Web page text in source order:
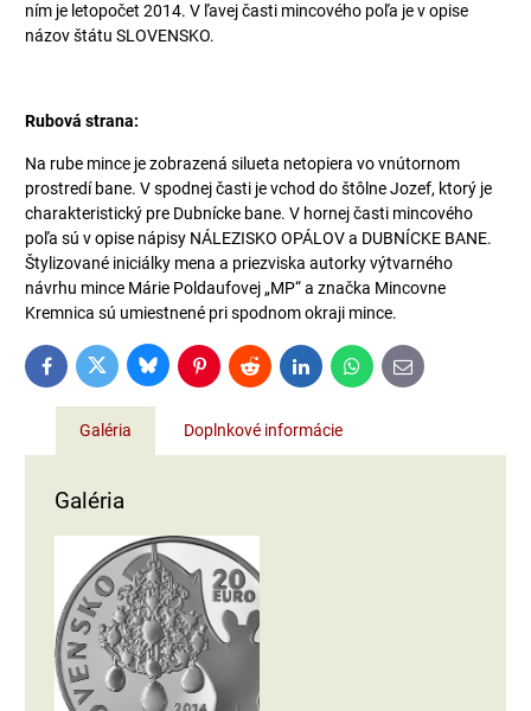
ním je letopočet 2014. V ľavej časti mincového poľa je v opise
názov štátu SLOVENSKO.
Rubová strana:
Na rube mince je zobrazená silueta netopiera vo vnútornom
prostredí bane. V spodnej časti je vchod do štôlne Jozef, ktorý je
charakteristický pre Dubnícke bane. V hornej časti mincového
poľa sú v opise nápisy NÁLEZISKO OPÁLOV a DUBNÍCKE BANE.
Štylizované iniciálky mena a priezviska autorky výtvarného
návrhu mince Márie Poldaufovej „MP“ a značka Mincovne
Kremnica sú umiestnené pri spodnom okraji mince.
FacebookTwitter BlueskyPinterestReddit LinkedInWhatsApp
E-
mail
Galéria Doplnkové informácie
Galéria